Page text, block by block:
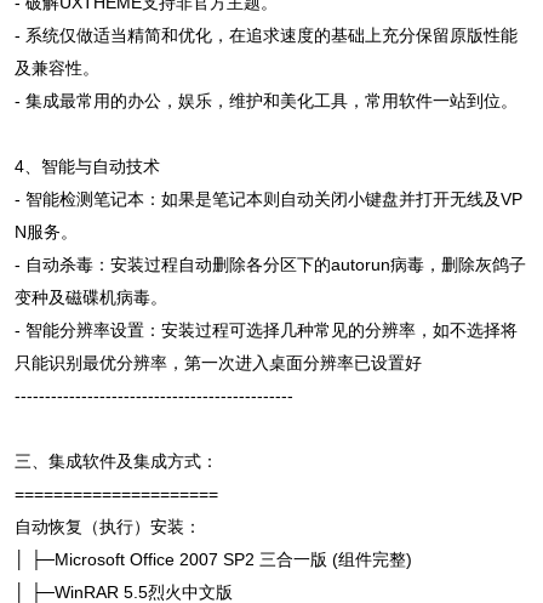
- 系统仅做适当精简和优化，在追求速度的基础上充分保留原版性能
及兼容性。
- 集成最常用的办公，娱乐，维护和美化工具，常用软件一站到位。
4、智能与自动技术
- 智能检测笔记本：如果是笔记本则自动关闭小键盘并打开无线及VP
N服务。
- 自动杀毒：安装过程自动删除各分区下的autorun病毒，删除灰鸽子
变种及磁碟机病毒。
- 智能分辨率设置：安装过程可选择几种常见的分辨率，如不选择将
只能识别最优分辨率，第一次进入桌面分辨率已设置好
----------------------------------------------
三、集成软件及集成方式：
=====================
自动恢复（执行）安装：
│ ├─Microsoft Office 2007 SP2 三合一版 (组件完整)
│ ├─WinRAR 5.5烈火中文版